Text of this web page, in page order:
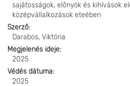
sajátosságok, előnyök és kihívások
középvállalkozások eteében
Szerző
Darabos, Viktória
Megjelenés ideje
2025
Védés dátuma
2025